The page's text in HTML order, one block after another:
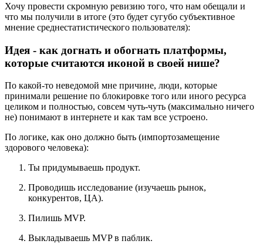
Хочу провести скромную ревизию того, что нам обещали и
что мы получили в итоге (это будет сугубо субъективное
мнение среднестатистического пользователя):
Идея - как догнать и обогнать платформы,
которые считаются иконой в своей нише?
По какой-то неведомой мне причине, люди, которые
принимали решение по блокировке того или иного ресурса
целиком и полностью, совсем чуть-чуть (максимально ничего
не) понимают в интернете и как там все устроено.
По логике, как оно должно быть (импортозамещение
здорового человека):
Ты придумываешь продукт.
Проводишь исследование (изучаешь рынок,
конкурентов, ЦА).
Пилишь MVP.
Выкладываешь MVP в паблик.